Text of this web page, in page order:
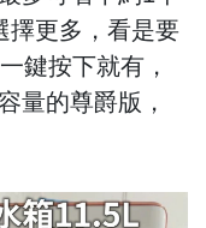
擇更多，看是要
鍵按下就有，
量的尊爵版，